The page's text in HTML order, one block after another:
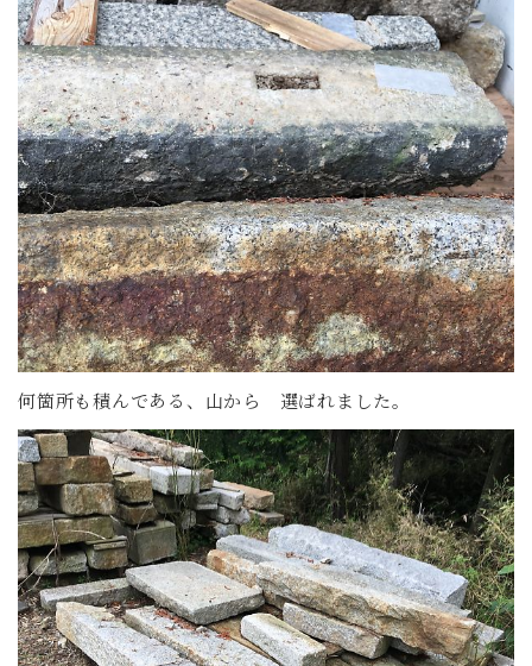
何箇所も積んである、山から 選ばれました。